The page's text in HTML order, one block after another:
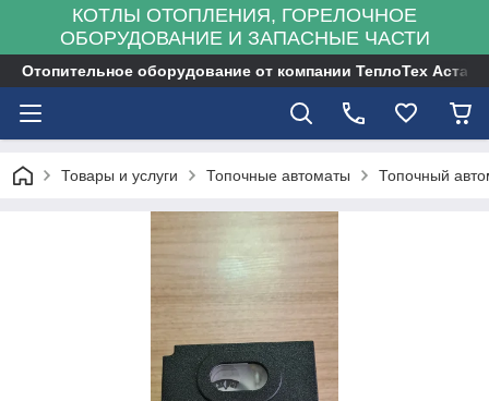
КОТЛЫ ОТОПЛЕНИЯ, ГОРЕЛОЧНОЕ
ОБОРУДОВАНИЕ И ЗАПАСНЫЕ ЧАСТИ
Отопительное оборудование от компании ТеплоТех Астана
Товары и услуги Топочные автоматы Топочный